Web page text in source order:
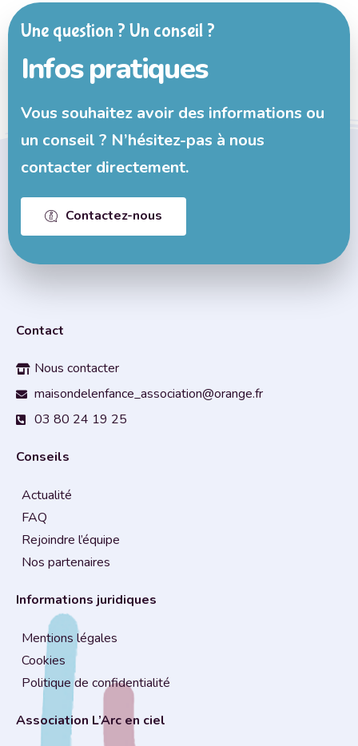
Une question ? Un conseil ?
Infos pratiques
Vous souhaitez avoir des informations ou
un conseil ? N’hésitez-pas à nous
contacter directement.
Contactez-nous
Association L’Arc en ciel
Informations juridiques
Mentions légales
Cookies
Politique de confidentialité
Conseils
Actualité
FAQ
Rejoindre l’équipe
Nos partenaires
Contact
Nous contacter
maisondelenfance_association@orange.fr
03 80 24 19 25